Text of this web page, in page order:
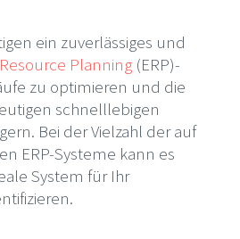
ein zuverlässiges und
Planning(ERP)-
zu optimieren und die
schnelllebigen
Bei der Vielzahl der auf
ERP-Systeme kann es
System für Ihr